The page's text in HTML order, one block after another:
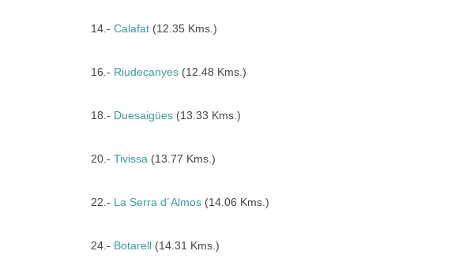
14.-Calafat (12.35 Kms.)
16.- Riudecanyes (12.48 Kms.)
18.- Duesaigües (13.33 Kms.)
20.-Tivissa (13.77 Kms.)
22.- La Serra d´Almos (14.06 Kms.)
24.- Botarell (14.31 Kms.)